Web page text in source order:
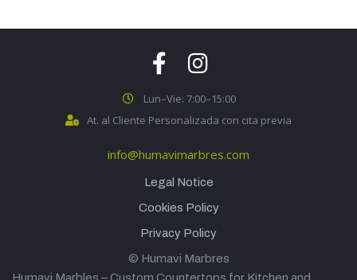
Lun–Vie: 7:00–15:00
At. al Cliente Personalizada con cita previa
info@humavimarbres.com
Legal Notice
Cookies Policy
Privacy Policy
© Humavi Marbres